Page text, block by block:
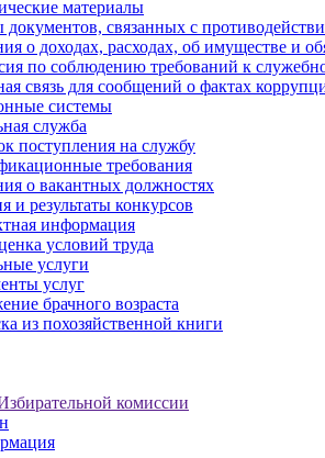
материалы
связанных с
о доходах, расходах, об имуществе и
по соблюдению требований к
связь для сообщений о фактах
системы
служба
поступления на службу
требования
о вакантных должностях
и результаты конкурсов
информация
условий труда
услуги
услуг
брачного возраста
из похозяйственной книги
комиссии